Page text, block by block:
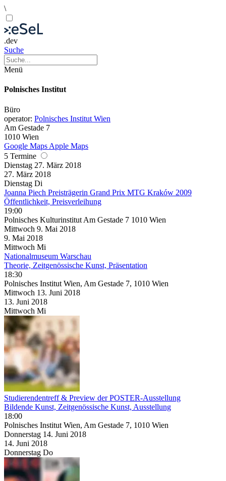
\
.dev
Suche
Menü
Polnisches Institut
Büro
operator: Polnisches Institut Wien
Am Gestade 7
1010 Wien
Google Maps Apple Maps
5 Termine
Dienstag 27. März 2018
27. März 2018
Dienstag Di
Joanna Piech Preisträgerin Grand Prix MTG Kraków 2009
Öffentlichkeit, Preisverleihung
19:00
Polnisches Kulturinstitut Am Gestade 7 1010 Wien
Mittwoch 9. Mai 2018
9. Mai 2018
Mittwoch Mi
Nationalmuseum Warschau
Theorie, Zeitgenössische Kunst, Präsentation
18:30
Polnisches Institut Wien, Am Gestade 7, 1010 Wien
Mittwoch 13. Juni 2018
13. Juni 2018
Mittwoch Mi
Studierendentreff & Preview der POSTER-Ausstellung
Bildende Kunst, Zeitgenössische Kunst, Ausstellung
18:00
Polnisches Institut Wien, Am Gestade 7, 1010 Wien
Donnerstag 14. Juni 2018
14. Juni 2018
Donnerstag Do